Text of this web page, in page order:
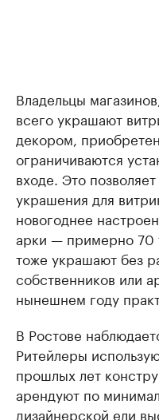
Владельцы
всего украшают
декором,
ограничиваются
входе. Это
украшения для
новогоднее
арки — примерно 70
тоже украшают без
собственников или
нынешнем году
В Ростове
Ритейлеры
прошлых лет
арендуют по
дизайнерской ели